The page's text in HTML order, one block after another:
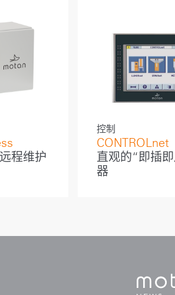
程维护
控制
CONTROLnet
直观的“即插
器